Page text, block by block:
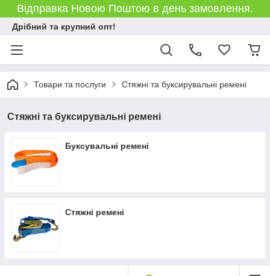
Відправка Новою Поштою в день замовлення.
Дрібний та крупний опт!
Товари та послуги Стяжні та буксирувальні ремені
Стяжні та буксирувальні ремені
Буксувальні ремені
Стяжні ремені